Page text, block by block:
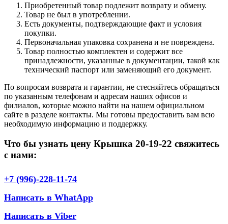
Приобретенный товар подлежит возврату и обмену.
Товар не был в употреблении.
Есть документы, подтверждающие факт и условия
покупки.
Первоначальная упаковка сохранена и не повреждена.
Товар полностью комплектен и содержит все
принадлежности, указанные в документации, такой как
технический паспорт или заменяющий его документ.
По вопросам возврата и гарантии, не стесняйтесь обращаться
по указанным телефонам и адресам наших офисов и
филиалов, которые можно найти на нашем официальном
сайте в разделе контакты. Мы готовы предоставить вам всю
необходимую информацию и поддержку.
Что бы узнать цену Крышка 20-19-22 свяжитесь
с нами:
+7 (996)-228-11-74
Написать в WhatApp
Написать в Viber